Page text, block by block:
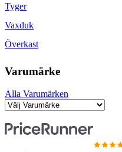
Tyger
Vaxduk
Överkast
Varumärke
Alla Varumärken